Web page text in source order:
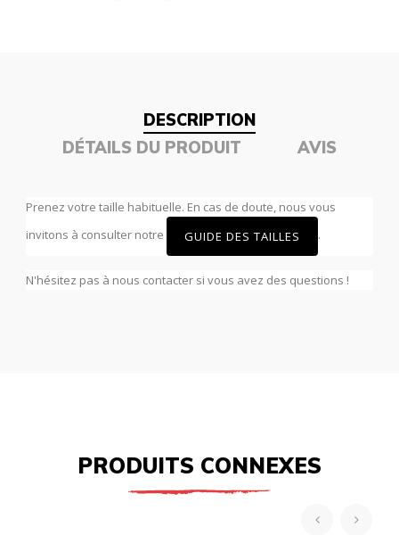
DESCRIPTION
DÉTAILS DU PRODUIT
AVIS
Prenez votre taille habituelle. En cas de doute, nous vous
invitons à consulter notre
GUIDE DES TAILLES .
N'hésitez pas à nous contacter si vous avez des questions !
PRODUITS CONNEXES